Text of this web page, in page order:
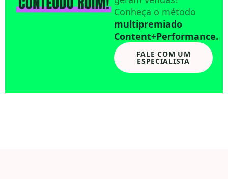
Conheça o método
multipremiado
Content+Performance.
FALE COM UM
ESPECIALISTA